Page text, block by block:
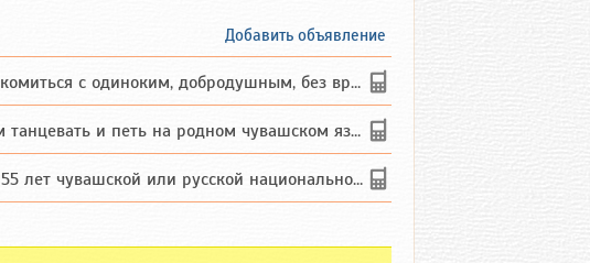
Добавить объявление
с одиноким, добродушным, без вредных ...
и петь на родном чувашском языке
чувашской или русской национальности дл...